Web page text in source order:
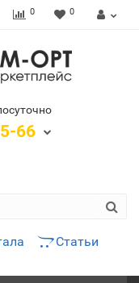
0 0
66
Статьи